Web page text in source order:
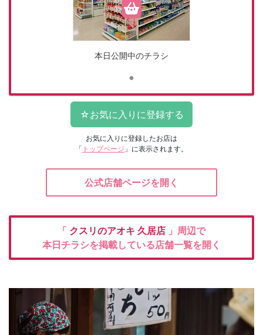
本日公開中のチラシ
お気に入りに登録したお店は
「 トップページ 」に表示されます。
公式店舗ページを開く
「 クスリのアオキ 久居店 」周辺で
本日チラシを掲載している店舗一覧を開く